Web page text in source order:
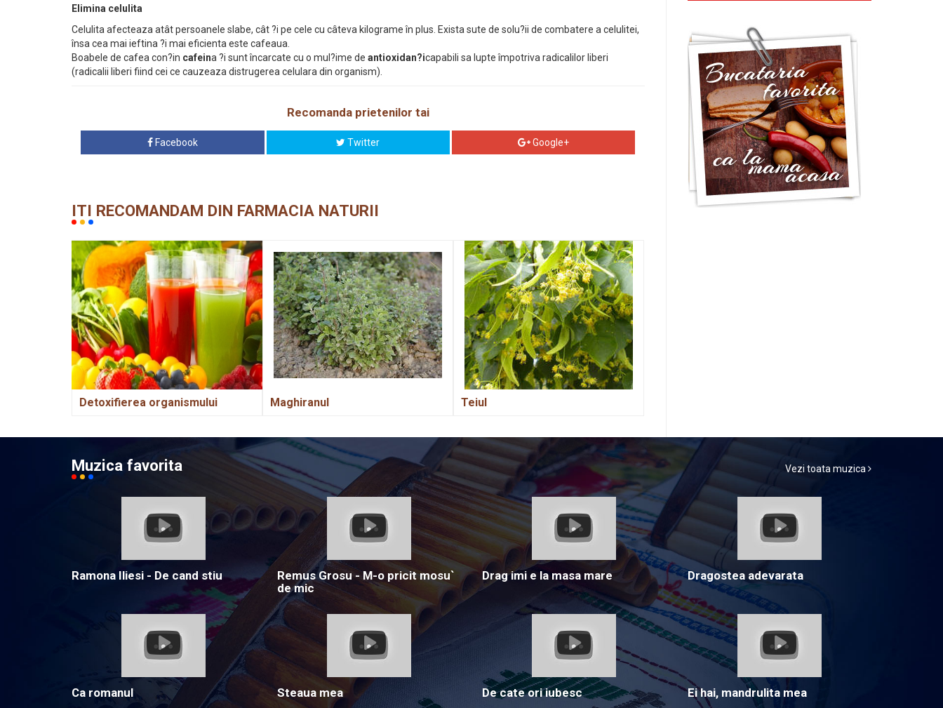
Elimina celulita
Celulita afecteaza atât persoanele slabe, cât ?i pe cele cu câteva kilograme în plus. Exista sute de solu?ii de combatere a celulitei,
însa cea mai ieftina ?i mai eficienta este cafeaua.
Boabele de cafea con?in cafeina ?i sunt încarcate cu o mul?ime de antioxidan?icapabili sa lupte împotriva radicalilor liberi
(radicalii liberi fiind cei ce cauzeaza distrugerea celulara din organism).
Recomanda prietenilor tai
Facebook Twitter Google+
ITI RECOMANDAM DIN FARMACIA NATURII
Detoxifierea organismului Maghiranul Teiul
Muzica favorita Vezi toata muzica
Ramona Iliesi - De cand stiu
Remus Grosu - M-o pricit mosu`
de mic
Drag imi e la masa mare Dragostea adevarata
Ca romanul Steaua mea De cate ori iubesc Ei hai, mandrulita mea